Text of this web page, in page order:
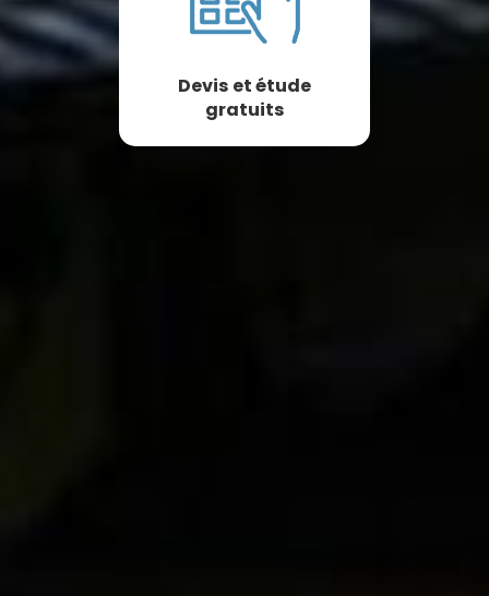
Devis et étude
gratuits